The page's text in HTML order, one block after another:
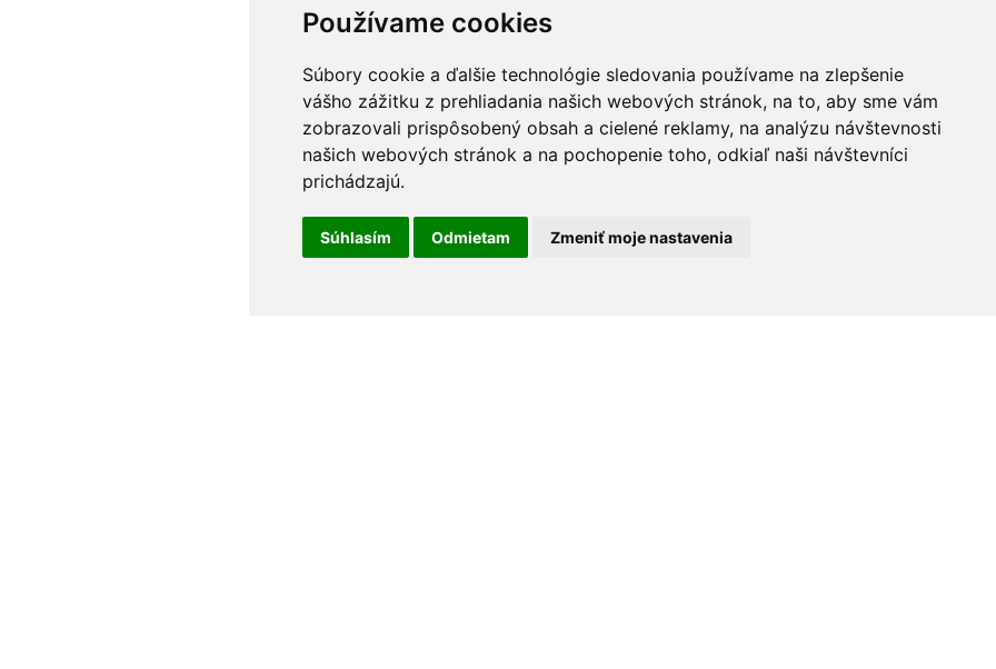
Používame cookies
Súbory cookie a ďalšie technológie sledovania používame na zlepšenie
vášho zážitku z prehliadania našich webových stránok, na to, aby sme vám
zobrazovali prispôsobený obsah a cielené reklamy, na analýzu návštevnosti
našich webových stránok a na pochopenie toho, odkiaľ naši návštevníci
prichádzajú.
Súhlasím Odmietam Zmeniť moje nastavenia